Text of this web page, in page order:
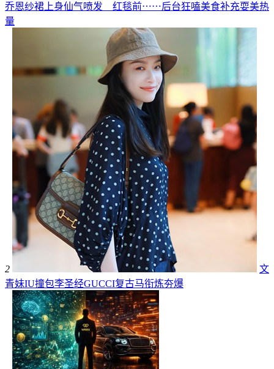
乔恩纱裙上身仙气喷发 红毯前⋯⋯后台狂嗑美食补充耍美热
量
2
文
青妹IU撞包李圣经GUCCI复古马衔炼夯爆